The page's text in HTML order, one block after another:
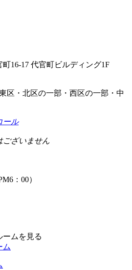
16-17 代官町ビルディング1F
区・北区の一部・西区の一部・中
ール
ざいません
：00）
ームを見る